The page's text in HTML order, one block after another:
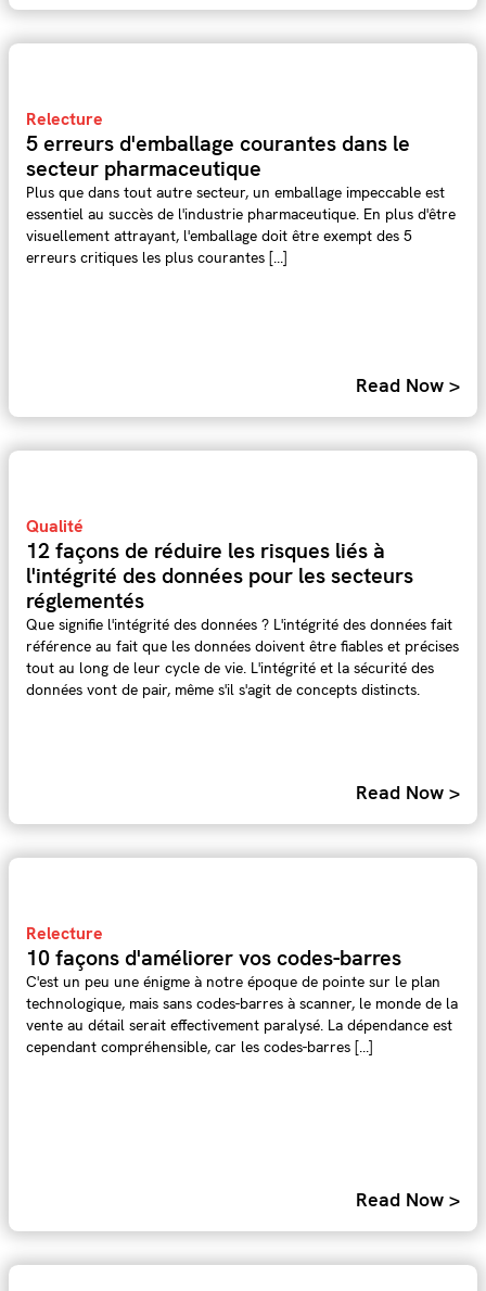
Relecture
5 erreurs d'emballage courantes dans le
secteur pharmaceutique
Plus que dans tout autre secteur, un emballage impeccable est
essentiel au succès de l'industrie pharmaceutique. En plus d'être
visuellement attrayant, l'emballage doit être exempt des 5
erreurs critiques les plus courantes [...]
Read Now >
Qualité
12 façons de réduire les risques liés à
l'intégrité des données pour les secteurs
réglementés
Que signifie l'intégrité des données ? L'intégrité des données fait
référence au fait que les données doivent être fiables et précises
tout au long de leur cycle de vie. L'intégrité et la sécurité des
données vont de pair, même s'il s'agit de concepts distincts.
Read Now >
Relecture
10 façons d'améliorer vos codes-barres
C'est un peu une énigme à notre époque de pointe sur le plan
technologique, mais sans codes-barres à scanner, le monde de la
vente au détail serait effectivement paralysé. La dépendance est
cependant compréhensible, car les codes-barres [...]
Read Now >